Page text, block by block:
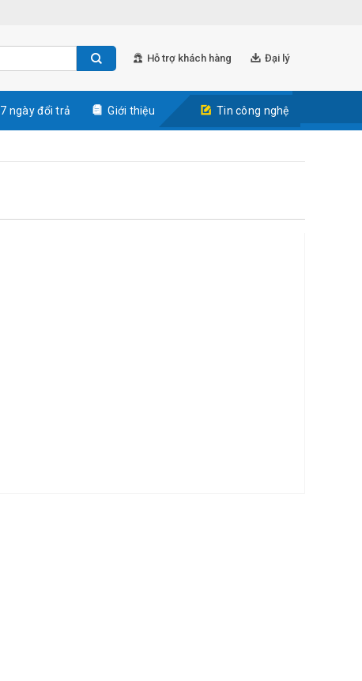
Hỗ trợ khách hàng Đại lý
7 ngày đổi trả Giới thiệu Tin công nghệ